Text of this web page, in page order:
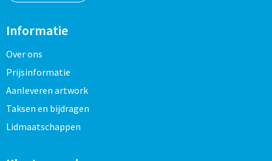
Informatie
Over ons
Prijsinformatie
Aanleveren artwork
Taksen en bijdragen
Lidmaatschappen